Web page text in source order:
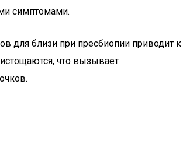
симптомами.
для близи при пресбиопии приводит к
что вызывает